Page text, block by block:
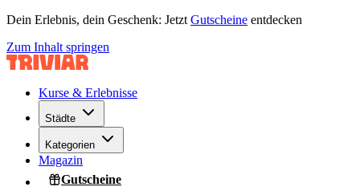
Dein Erlebnis, dein Geschenk: Jetzt Gutscheine entdecken
Zum Inhalt springen
Kurse & Erlebnisse
Städte
Kategorien
Magazin
Gutscheine